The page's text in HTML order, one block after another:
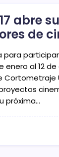
17 abre
de
para
enero al 12 de
Cortometraje
próxima…